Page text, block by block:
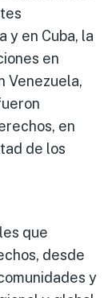
y en Cuba, la
en
Venezuela,
en
de los
que
desde
y